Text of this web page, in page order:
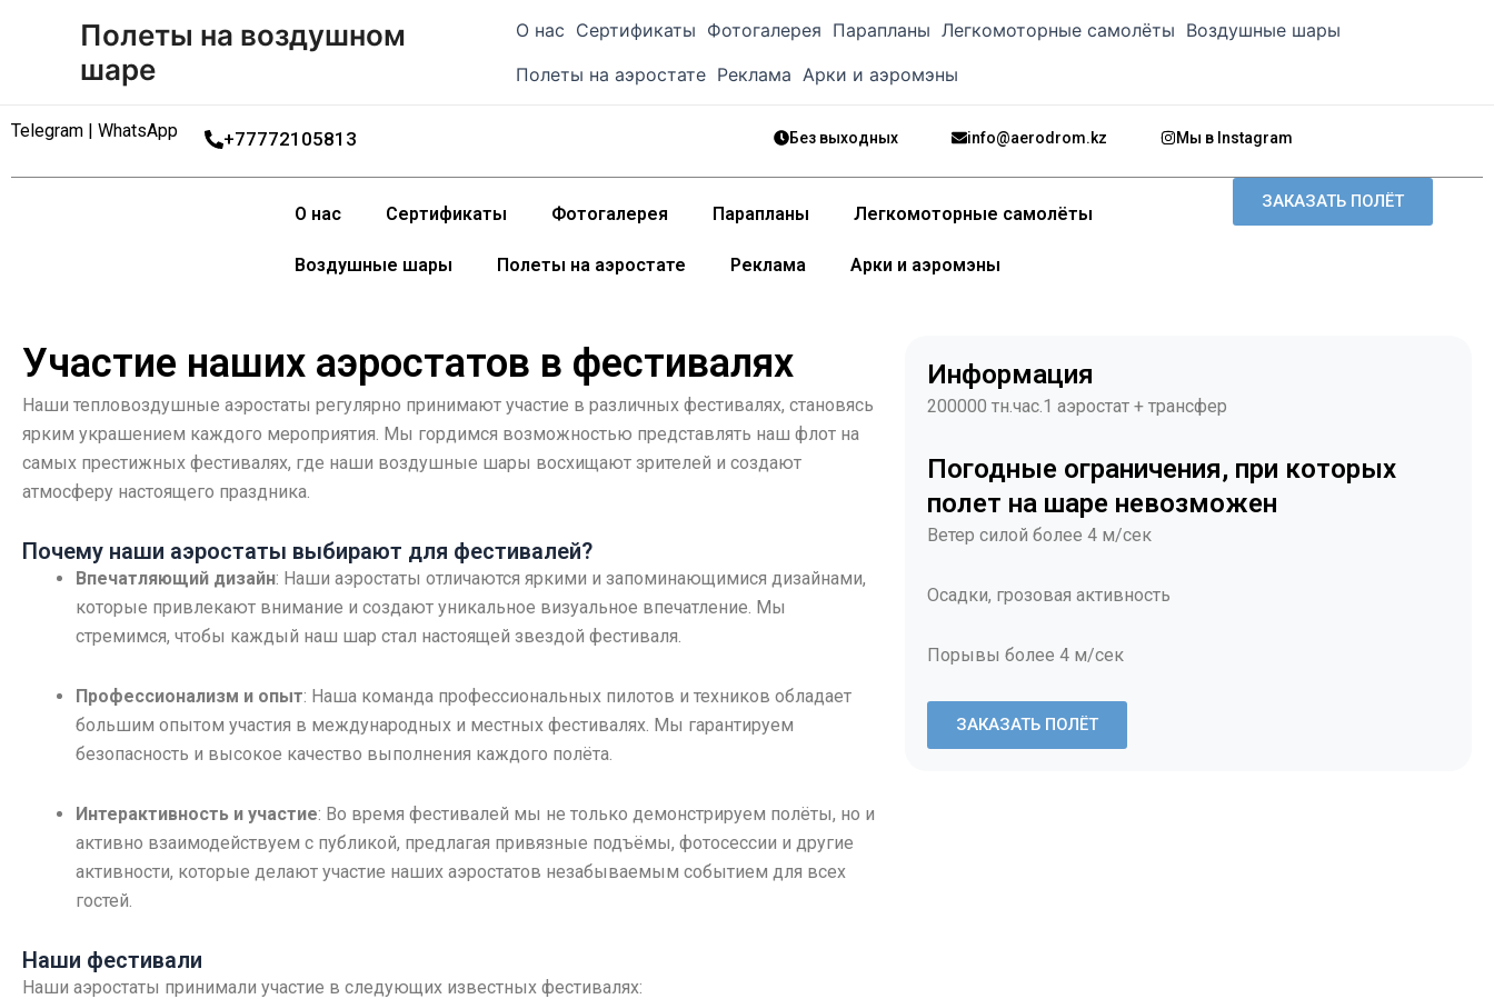
содержимому
Полеты на воздушном
шаре
О нас Сертификаты Фотогалерея Парапланы Легкомоторные самолёты Воздушные шары
Полеты на аэростате Реклама Арки и аэромэны
Telegram | WhatsApp +77772105813 Без выходных info@aerodrom.kz Мы в Instagram
О нас Сертификаты Фотогалерея Парапланы Легкомоторные самолёты
Воздушные шары Полеты на аэростате Реклама Арки и аэромэны
ЗАКАЗАТЬ ПОЛЁТ
Участие наших аэростатов в фестивалях
Наши тепловоздушные аэростаты регулярно принимают участие в различных фестивалях, становясь
ярким украшением каждого мероприятия. Мы гордимся возможностью представлять наш флот на
самых престижных фестивалях, где наши воздушные шары восхищают зрителей и создают
атмосферу настоящего праздника.
Почему наши аэростаты выбирают для фестивалей?
Впечатляющий дизайн: Наши аэростаты отличаются яркими и запоминающимися дизайнами,
которые привлекают внимание и создают уникальное визуальное впечатление. Мы
стремимся, чтобы каждый наш шар стал настоящей звездой фестиваля.
Профессионализм и опыт: Наша команда профессиональных пилотов и техников обладает
большим опытом участия в международных и местных фестивалях. Мы гарантируем
безопасность и высокое качество выполнения каждого полёта.
Интерактивность и участие: Во время фестивалей мы не только демонстрируем полёты, но и
активно взаимодействуем с публикой, предлагая привязные подъёмы, фотосессии и другие
активности, которые делают участие наших аэростатов незабываемым событием для всех
гостей.
Наши фестивали
Наши аэростаты принимали участие в следующих известных фестивалях:
Информация
200000 тн.час.1 аэростат + трансфер
Погодные ограничения, при которых
полет на шаре невозможен
Ветер силой более 4 м/сек
Осадки, грозовая активность
Порывы более 4 м/сек
ЗАКАЗАТЬ ПОЛЁТ